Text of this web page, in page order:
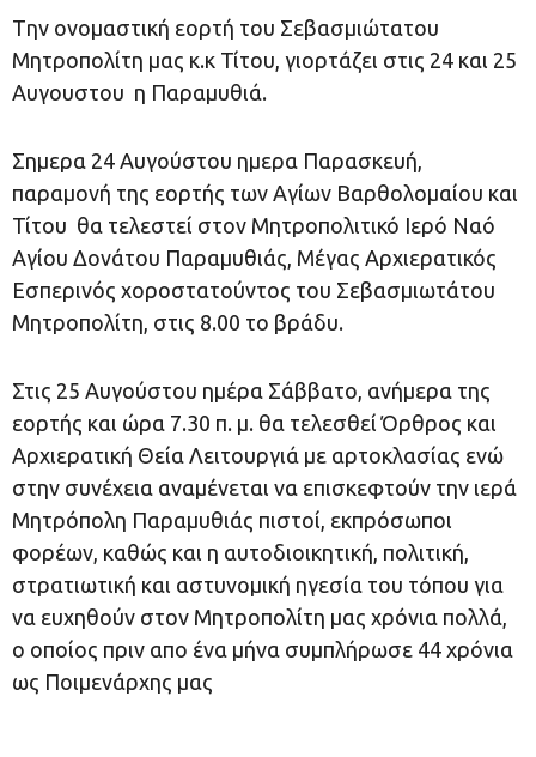
Tην ονομαστική εορτή του Σεβασμιώτατου
Μητροπολίτη μας κ.κ Τίτου, γιορτάζει στις 24 και 25
Αυγουστου η Παραμυθιά.
Σημερα 24 Αυγούστου ημερα Παρασκευή,
παραμονή της εορτής των Αγίων Βαρθολομαίου και
Τίτου θα τελεστεί στον Μητροπολιτικό Ιερό Ναό
Αγίου Δονάτου Παραμυθιάς, Μέγας Αρχιερατικός
Εσπερινός χοροστατούντος του Σεβασμιωτάτου
Μητροπολίτη, στις 8.00 το βράδυ.
Στις 25 Αυγούστου ημέρα Σάββατο, ανήμερα της
εορτής και ώρα 7.30 π. μ. θα τελεσθεί Όρθρος και
Αρχιερατική Θεία Λειτουργιά με αρτοκλασίας ενώ
στην συνέχεια αναμένεται να επισκεφτούν την ιερά
Μητρόπολη Παραμυθιάς πιστοί, εκπρόσωποι
φορέων, καθώς και η αυτοδιοικητική, πολιτική,
στρατιωτική και αστυνομική ηγεσία του τόπου για
να ευχηθούν στον Μητροπολίτη μας χρόνια πολλά,
ο οποίος πριν απο ένα μήνα συμπλήρωσε 44 χρόνια
ως Ποιμενάρχης μας